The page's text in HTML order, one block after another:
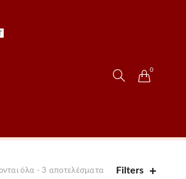
0
όλα - 3 αποτελέσματα Filters